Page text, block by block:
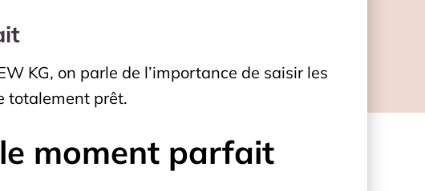
KG, on parle de l’importance de saisir les
totalement prêt.
moment parfait